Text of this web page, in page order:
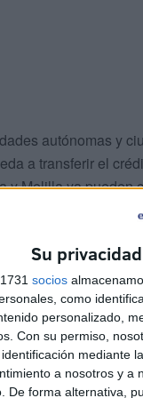
Su
socios
como
personalizado,
Con su permiso,
mediante
a nosotros y a
De forma alternativa,
autónomas y
a transferir el
y Melilla ya pueden
de euros
autonomía recibe
en esta
marcha